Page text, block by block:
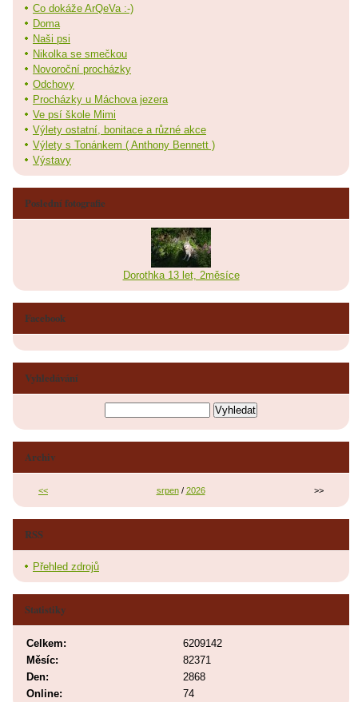
Co dokáže ArQeVa :-)
Doma
Naši psi
Nikolka se smečkou
Novoroční procházky
Odchovy
Procházky u Máchova jezera
Ve psí škole Mimi
Výlety ostatní, bonitace a různé akce
Výlety s Tonánkem ( Anthony Bennett )
Výstavy
Poslední fotografie
Dorothka 13 let, 2měsíce
Facebook
Vyhledávání
Archiv
<< srpen/ 2026 >>
RSS
Přehled zdrojů
Statistiky
Online: 74
Celkem:
6209142
Měsíc:
82371
Den:
2868